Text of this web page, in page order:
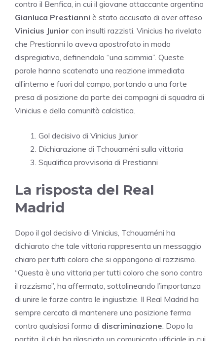
contro il Benfica, in cui il giovane attaccante argentino
Gianluca Prestianni è stato accusato di aver offeso
Vinicius Junior con insulti razzisti. Vinicius ha rivelato
che Prestianni lo aveva apostrofato in modo
dispregiativo, definendolo “una scimmia”. Queste
parole hanno scatenato una reazione immediata
all’interno e fuori dal campo, portando a una forte
presa di posizione da parte dei compagni di squadra di
Vinicius e della comunità calcistica.
Gol decisivo di Vinicius Junior
Dichiarazione di Tchouaméni sulla vittoria
Squalifica provvisoria di Prestianni
La risposta del Real
Madrid
Dopo il gol decisivo di Vinicius, Tchouaméni ha
dichiarato che tale vittoria rappresenta un messaggio
chiaro per tutti coloro che si oppongono al razzismo.
“Questa è una vittoria per tutti coloro che sono contro
il razzismo”, ha affermato, sottolineando l’importanza
di unire le forze contro le ingiustizie. Il Real Madrid ha
sempre cercato di mantenere una posizione ferma
contro qualsiasi forma di discriminazione . Dopo la
partita, il club ha rilasciato un comunicato ufficiale in cui